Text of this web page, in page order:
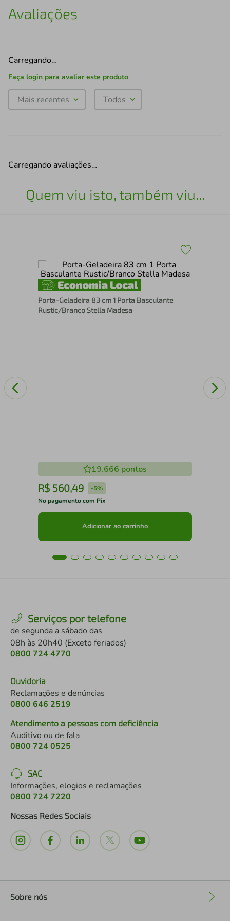
Avaliações
Carregando…
Faça login para avaliar este produto
Mais recentes Todos
Carregando avaliações…
Quem viu isto, também viu...
Porta-Geladeira 83 cm 1 Porta Basculante
Rustic/Branco Stella Madesa
19.666 pontos
R$ 560,49 -5%
No pagamento com Pix
Adicionar ao carrinho
Serviços por telefone
de segunda a sábado das
08h às 20h40 (Exceto feriados)
0800 724 4770
Ouvidoria
Reclamações e denúncias
0800 646 2519
Atendimento a pessoas com deficiência
Auditivo ou de fala
0800 724 0525
SAC
Informações, elogios e reclamações
0800 724 7220
Nossas Redes Sociais
Sobre nós